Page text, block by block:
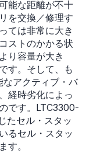
能な距離が不十
を交換／修理す
ては非常に大き
ストのかかる状
り容量が大き
す。そして、も
なアクティブ・バ
経時劣化によっ
です。LTC3300-
たセル・スタッ
るセル・スタッ
す。